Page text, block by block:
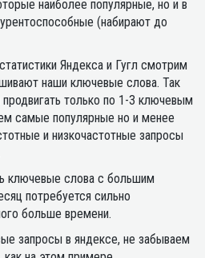
наиболее популярные, но и в
(набирают до
Яндекса и Гугл смотрим
наши ключевые слова. Так
только по 1-3 ключевым
самые популярные но и менее
и низкочастотные запросы
ключевые слова с большим
потребуется сильно
больше времени.
запросы в яндексе, не забываем